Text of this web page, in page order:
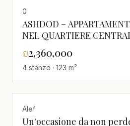
0
ASHDOD –
NEL QUARTIERE
RICERCATO
₪2,360,000
4 stanze · 123 m²